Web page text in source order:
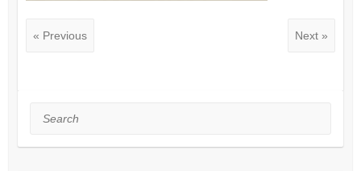
« Previous Next »
Search